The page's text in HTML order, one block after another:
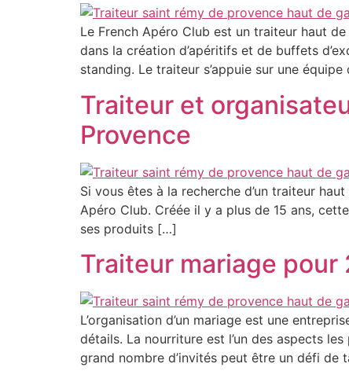
Le French Apéro Club est un traiteur haut
dans la création d’apéritifs et de buffets
standing. Le traiteur s’appuie sur une
Traiteur et
Provence
Si vous êtes à la recherche d’un traiteur
Apéro Club. Créée il y a plus de 15 ans,
ses produits […]
Traiteur mariage pour
L’organisation d’un mariage est une
détails. La nourriture est l’un des aspects
grand nombre d’invités peut être un défi de